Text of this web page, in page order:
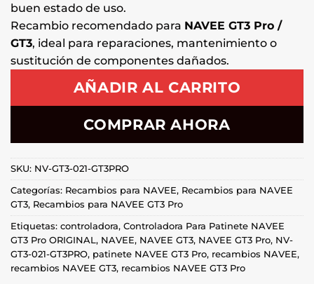
buen estado de uso.
Recambio recomendado para NAVEE GT3 Pro /
GT3, ideal para reparaciones, mantenimiento o
sustitución de componentes dañados.
AÑADIR AL CARRITO
COMPRAR AHORA
SKU: NV-GT3-021-GT3PRO
Categorías: Recambios para NAVEE, Recambios para NAVEE
GT3, Recambios para NAVEE GT3 Pro
Etiquetas: controladora, Controladora Para Patinete NAVEE
GT3 Pro ORIGINAL, NAVEE, NAVEE GT3, NAVEE GT3 Pro, NV-
GT3-021-GT3PRO, patinete NAVEE GT3 Pro, recambios NAVEE,
recambios NAVEE GT3, recambios NAVEE GT3 Pro